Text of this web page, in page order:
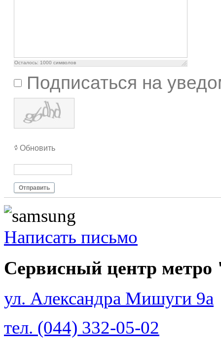
Осталось: 1000 символов
Подписаться на
Обновить
Отправить
Написать письмо
Сервисный центр
ул. Александра Мишуги 9а
тел. (044) 332-05-02